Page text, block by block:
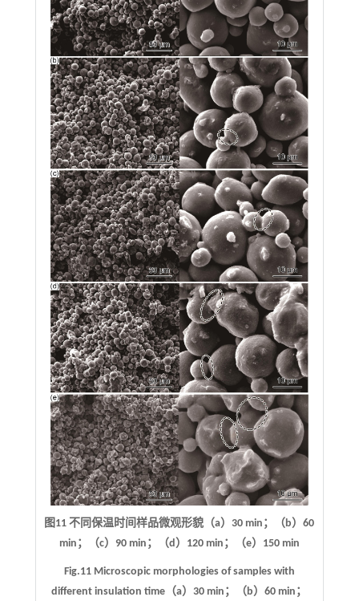
图11 不同保温时间样品微观形貌（a）30 min；（b）60
min；（c）90 min；（d）120 min；（e）150 min
Fig.11 Microscopic morphologies of samples with
different insulation time（a）30 min；（b）60 min；